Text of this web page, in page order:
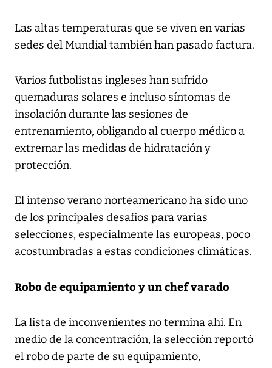
Las altas temperaturas que se viven en varias
sedes del Mundial también han pasado factura.
Varios futbolistas ingleses han sufrido
quemaduras solares e incluso síntomas de
insolación durante las sesiones de
entrenamiento, obligando al cuerpo médico a
extremar las medidas de hidratación y
protección.
El intenso verano norteamericano ha sido uno
de los principales desafíos para varias
selecciones, especialmente las europeas, poco
acostumbradas a estas condiciones climáticas.
Robo de equipamiento y un chef varado
La lista de inconvenientes no termina ahí. En
medio de la concentración, la selección reportó
el robo de parte de su equipamiento,